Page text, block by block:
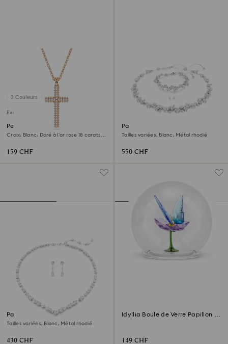
3 Couleurs
Exclusivité en ligne
Pendentif Insigne
Croix, Blanc, Doré à l’or rose 18 carats
159 CHF
Parure Constella
Tailles variées, Blanc, Métal rhodié
550 CHF
Parure Mesmera
Tailles variées, Blanc, Métal rhodié
430 CHF
Idyllia Boule de Verre Papillon et
149 CHF